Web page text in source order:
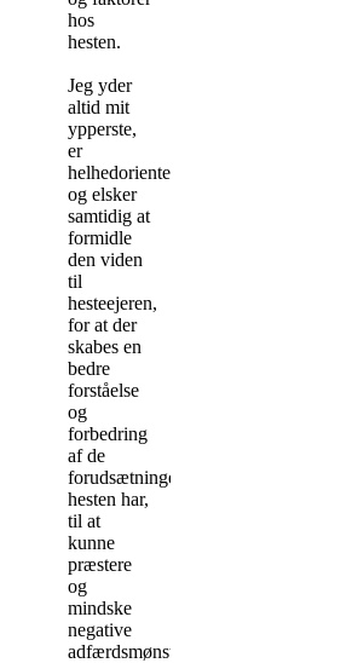
hos
hesten.
Jeg yder
altid mit
ypperste,
er
helhedorienteret,
og elsker
samtidig at
formidle
den viden
til
hesteejeren,
for at der
skabes en
bedre
forståelse
og
forbedring
af de
forudsætninger
hesten har,
til at
kunne
præstere
og
mindske
negative
adfærdsmønstre.